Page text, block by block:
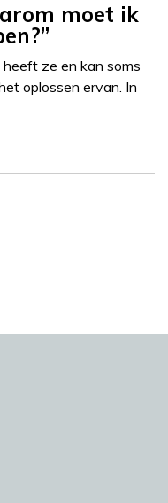
moet ik
heeft ze en kan soms
oplossen ervan. In